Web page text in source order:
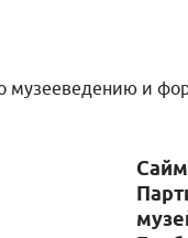
музееведению и